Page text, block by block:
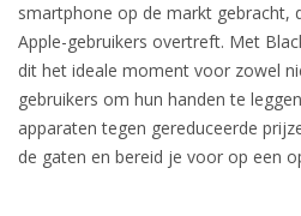
smartphone op de markt gebracht,
Apple-gebruikers overtreft. Met
dit het ideale moment voor zowel
gebruikers om hun handen te
apparaten tegen gereduceerde
de gaten en bereid je voor op een